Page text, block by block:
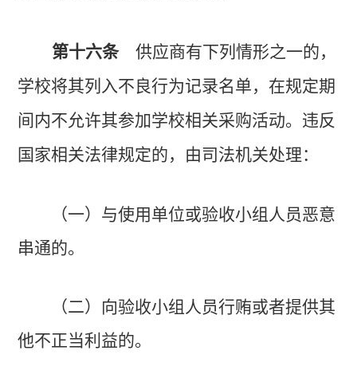
第十六条供应商有下列情形之一的，
学校将其列入不良行为记录名单，在规定期
间内不允许其参加学校相关采购活动。违反
国家相关法律规定的，由司法机关处理：
（一）与使用单位或验收小组人员恶意
串通的。
（二）向验收小组人员行贿或者提供其
他不正当利益的。